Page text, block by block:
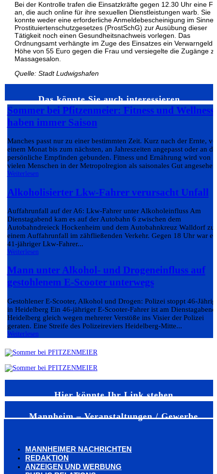
Bei der Kontrolle trafen die Einsatzkräfte gegen 12.30 Uhr eine
an, die auch online für ihre sexuellen Dienstleistungen warb. Sie
konnte weder eine erforderliche Anmeldebescheinigung im Sinne
Prostituiertenschutzgesetzes (ProstSchG) zur Ausübung dieser
Tätigkeit noch einen Gesundheitsnachweis vorlegen. Das
Ordnungsamt verhängte im Zuge des Einsatzes ein Verwarngeld
Höhe von 55 Euro gegen die Frau und versiegelte die Zugänge
Massagesalon.
Quelle: Stadt Ludwigshafen
Das könnte Sie auch interessieren…
Sommer bei Pfitzenmeier: Fitness und Wellness
haben immer Saison
Manches passt nur zu einer bestimmten Zeit. Kurz nach der Ernte,
einem Monat bis zum nächsten, an Jahreszeiten angepasst oder an
persönliche Empfinden gebunden. Fitness und Ernährung wird von
vielen Menschen in der Metropolregion als saisonales Gut
Weiterlesen
Alkoholisierter Lkw-Fahrer verursacht Unfall
Auffahrunfall auf der A6: Lkw-Fahrer unter Alkoholeinfluss Am
Dienstagabend kam es auf der Autobahn 6 zwischen dem
Autobahndreieck Hockenheim und dem Autobahnkreuz Walldorf zu
einem Auffahrunfall im zähfließenden Verkehr. Gegen 18 Uhr war
41-jähriger Lkw-Fahrer...
Weiterlesen
Mann unter Alkohol- und Drogeneinfluss auf
gestohlenem E-Scooter unterwegs
Gestohlener E-Scooter, Alkohol und Drogen: Polizei stoppt 46-
in Heidelberg Ein 46-jähriger E-Scooter-Fahrer ist am
Heidelberg gleich wegen mehrerer Verstöße ins Visier der Polizei
geraten. Eine Streife des Polizeireviers Heidelberg-Mitte...
Weiterlesen
Hier könnte Ihr Link stehen
Mannheim – Veranstaltungen / Gewerbe
MANNHEIMER NACHRICHTEN
REDAKTION
ANZEIGEN UND WERBUNG